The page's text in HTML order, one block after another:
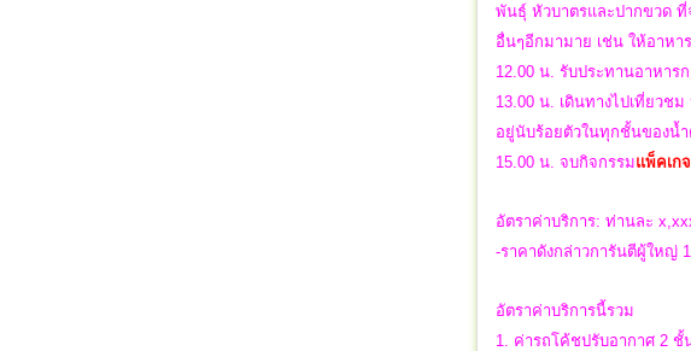
พันธุ์ หัวบาตรและปากขวด
อื่นๆอีกมามาย เช่น ให้อาห
12.00 น. รับประทานอาหาร
13.00 น. เดินทางไปเที่ยว
อยู่นับร้อยตัวในทุกชั้นของนํ้
15.00 น. จบกิจกรรมแพ็คเก
อัตราค่าบริการ: ท่านละ
-ราคาดังกล่าวการันตีผู้ใหญ่
อัตราค่าบริการนี้รวม
1. ค่ารถโค้ชปรับอากาศ 2